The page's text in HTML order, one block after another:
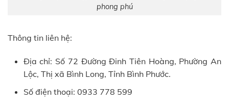
phong phú
Thông tin liên hệ:
Địa chỉ: Số 72 Đường Đinh Tiên Hoàng, Phường An
Lộc, Thị xã Bình Long, Tỉnh Bình Phước.
Số điện thoại: 0933 778 599